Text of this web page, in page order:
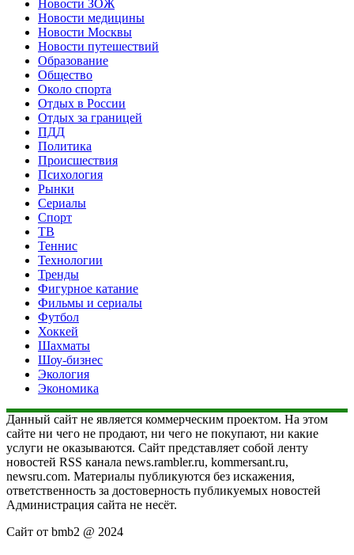
Новости ЗОЖ
Новости медицины
Новости Москвы
Новости путешествий
Образование
Общество
Около спорта
Отдых в России
Отдых за границей
ПДД
Политика
Происшествия
Психология
Рынки
Сериалы
Спорт
ТВ
Теннис
Технологии
Тренды
Фигурное катание
Фильмы и сериалы
Футбол
Хоккей
Шахматы
Шоу-бизнес
Экология
Экономика
Данный сайт не является коммерческим проектом. На этом
сайте ни чего не продают, ни чего не покупают, ни какие
услуги не оказываются. Сайт представляет собой ленту
новостей RSS канала news.rambler.ru, kommersant.ru,
newsru.com. Материалы публикуются без искажения,
ответственность за достоверность публикуемых новостей
Администрация сайта не несёт.
Сайт от bmb2 @ 2024